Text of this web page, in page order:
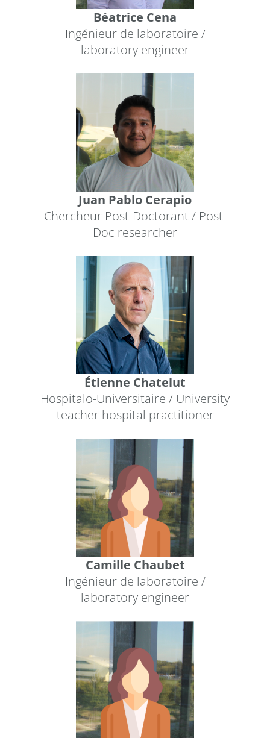
Béatrice Cena
Ingénieur de laboratoire /
laboratory engineer
Juan Pablo Cerapio
Chercheur Post-Doctorant / Post-
Doc researcher
Étienne Chatelut
Hospitalo-Universitaire / University
teacher hospital practitioner
Camille Chaubet
Ingénieur de laboratoire /
laboratory engineer